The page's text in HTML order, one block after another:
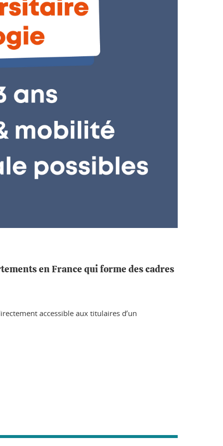
en France qui forme des cadres
accessible aux titulaires d’un